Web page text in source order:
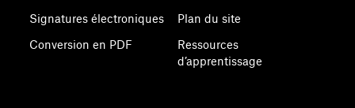
Signatures électroniques
Conversion en PDF
Plan du site
Ressources
d’apprentissage